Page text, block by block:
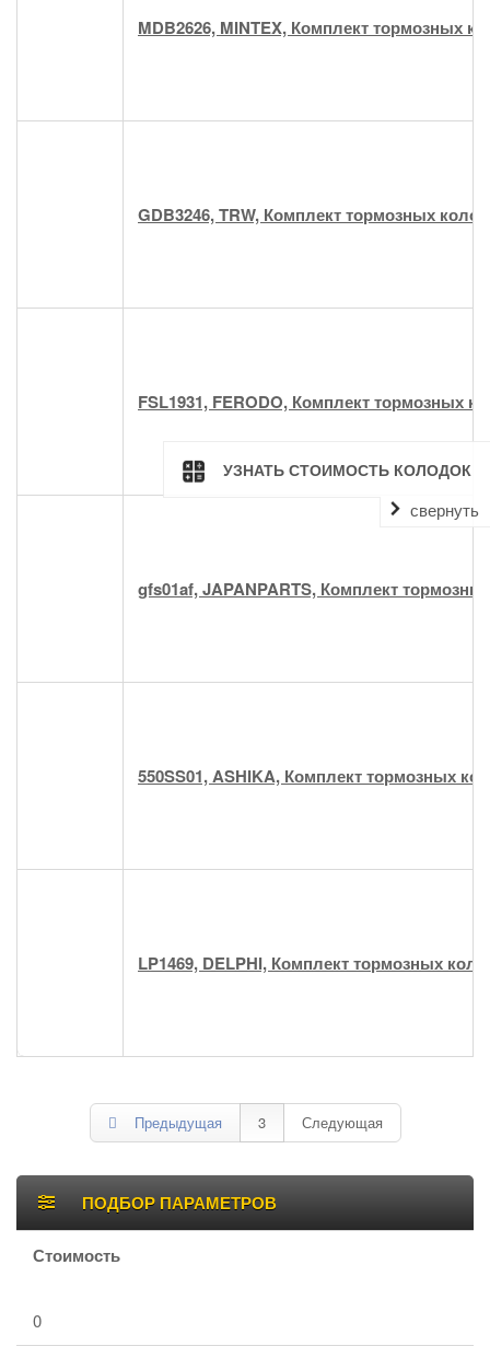
УЗНАТЬ СТОИМОСТЬ КОЛОДОК
свернуть
MDB2626, MINTEX, Комплект тормозных
GDB3246, TRW, Комплект тормозных
FSL1931, FERODO, Комплект тормозных
gfs01af, JAPANPARTS, Комплект
550SS01, ASHIKA, Комплект тормозных
LP1469, DELPHI, Комплект тормозных
навигация Предыдущая 3 Следующая
Боковая
панельПОДБОР ПАРАМЕТРОВ
Стоимость
0